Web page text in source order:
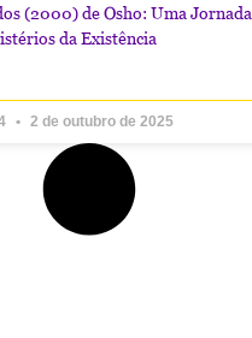
(2000) de Osho: Uma Jornada
da Existência
2 de outubro de 2025